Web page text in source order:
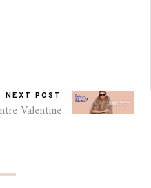
NEXT POST
Valentine